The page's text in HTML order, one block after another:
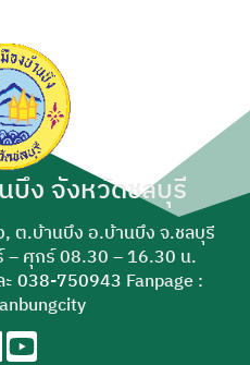
บึง จังหวัดชลบุรี
ต.บ้านบึง อ.บ้านบึง จ.ชลบุรี
– ศุกร์ 08.30 – 16.30 น.
ะ 038-750943 Fanpage :